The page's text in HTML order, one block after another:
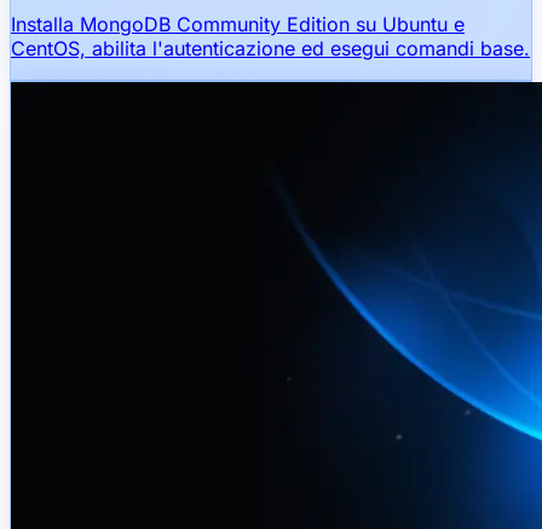
Installa MongoDB Community Edition su Ubuntu e
CentOS, abilita l'autenticazione ed esegui comandi base.